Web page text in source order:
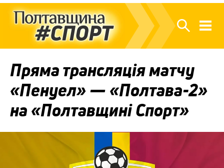
Пряма трансляція матчу
«Пенуел» — «Полтава-2»
на «Полтавщині Спорт»